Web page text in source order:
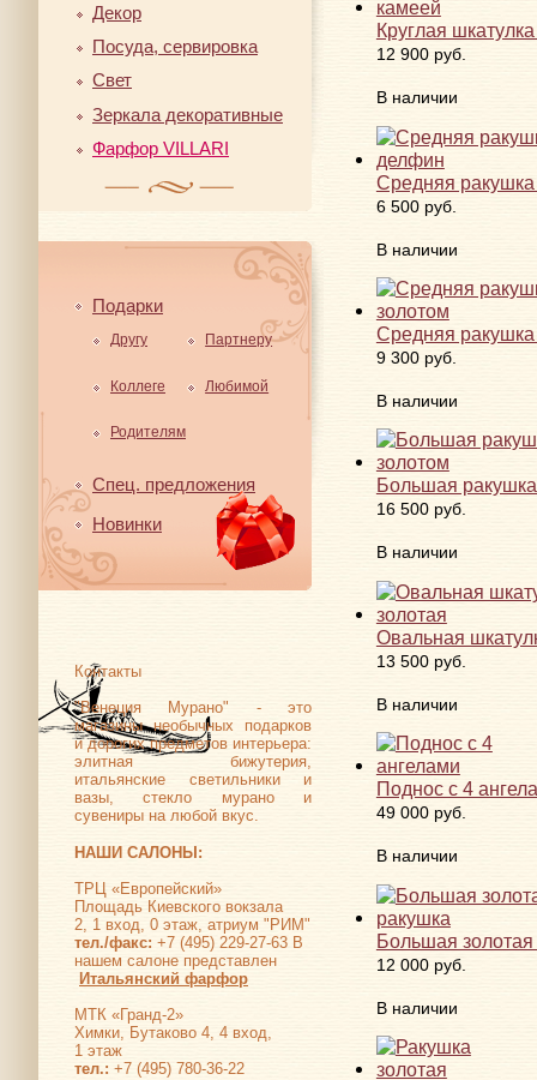
Декор
Посуда, сервировка
Свет
Зеркала декоративные
Фарфор VILLARI
Подарки
Другу Партнеру
Коллеге Любимой
Родителям
Спец. предложения
Новинки
Контакты
"Венеция Мурано" - это
магазины необычных подарков
и дорогих предметов интерьера:
элитная бижутерия,
итальянские светильники и
вазы, стекло мурано и
сувениры на любой вкус.
НАШИ САЛОНЫ:
ТРЦ «Европейский»
Площадь Киевского вокзала
2, 1 вход, 0 этаж, атриум "РИМ"
тел./факс: +7 (495) 229-27-63 В
нашем салоне представлен
Итальянский фарфор
МТК «Гранд-2»
Химки, Бутаково 4, 4 вход,
1 этаж
тел.: +7 (495) 780-36-22
Круглая
12 900 руб.
В наличии
Средняя
6 500 руб.
В наличии
Средняя
9 300 руб.
В наличии
Большая
16 500 руб.
В наличии
Овальная
13 500 руб.
В наличии
Поднос с 4
49 000 руб.
В наличии
Большая
12 000 руб.
В наличии